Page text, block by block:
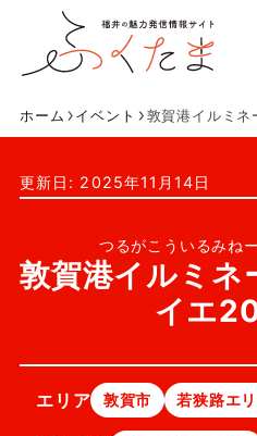
遊ぶ
美容・健康
フォトコン
お気に入り
ホーム イベント 敦賀港イルミネ
更新日: 2025年11月14日
つるがこういるみね
敦賀港イルミネ
イエ
エリア 敦賀市 若狭路エ